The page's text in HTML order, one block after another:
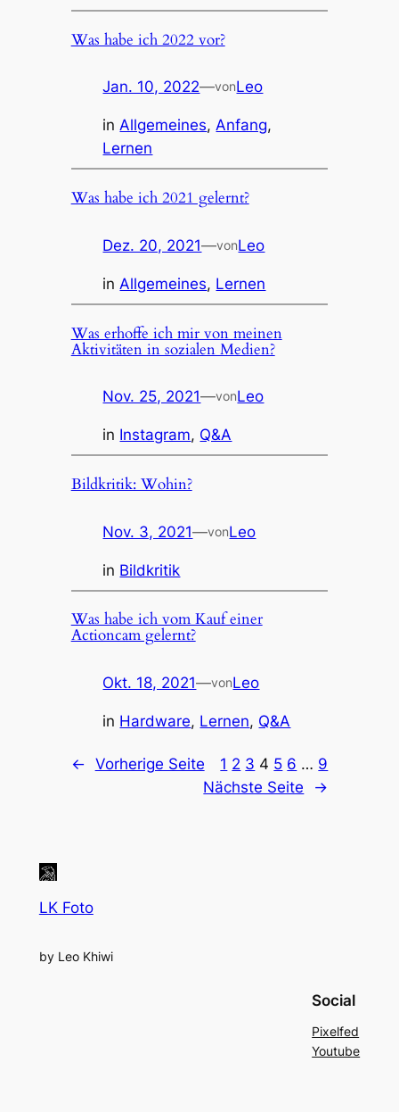
Was habe ich 2022 vor?
Jan. 10, 2022—vonLeo
inAllgemeines, Anfang
Lernen
Was habe ich 2021 gelernt?
Dez. 20, 2021—vonLeo
in Allgemeines, Lernen
Was erhoffe ich mir von meinen
Aktivitäten in sozialen Medien?
Nov. 25, 2021—vonLeo
in Instagram, Q&A
Bildkritik: Wohin?
Nov. 3, 2021—vonLeo
in Bildkritik
Was habe ich vom Kauf einer
Actioncam gelernt?
Okt. 18, 2021—vonLeo
in Hardware, Lernen, Q&A
← Vorherige Seite 1 2 3 4 5 6 … 9
Nächste Seite
→
LK Foto
by Leo Khiwi
Social
Pixelfed
Youtube